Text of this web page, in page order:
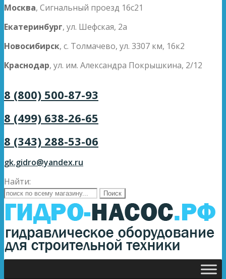
Москва, Сигнальный проезд 16с21
Екатеринбург, ул. Шефская, 2а
Новосибирск, с. Толмачево, ул. 3307 км, 16к2
Краснодар, ул. им. Александра Покрышкина, 2/12
8 (800) 500-87-93
8 (499) 638-26-65
8 (343) 288-53-06
gk.gidro@yandex.ru
Найти: